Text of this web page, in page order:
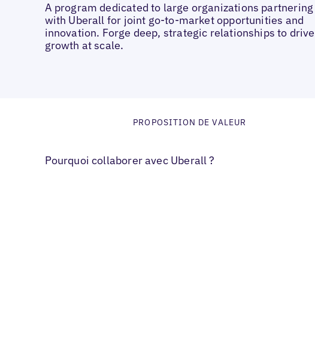
A program dedicated to large organizations partnering
with Uberall for joint go-to-market opportunities and
innovation. Forge deep, strategic relationships to drive
growth at scale.
PROPOSITION DE VALEUR
Pourquoi collaborer avec Uberall ?